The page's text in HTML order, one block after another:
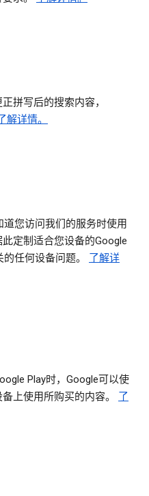
拼写后的搜索内容，
解详情。
您访问我们的服务时使用
定制适合您设备的Google
任何设备问题。 了解详
Play时，Google可以使
上使用所购买的内容。 了